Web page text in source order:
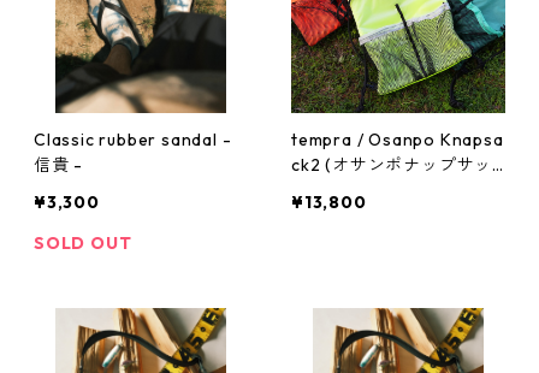
Classic rubber sandal -
信貴 -
¥3,300
SOLD OUT
tempra / Osanpo Knapsa
ck2 (オサンポナップサッ
¥13,800